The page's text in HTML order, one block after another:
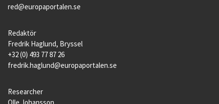
red@europaportalen.se
Redaktör
Fredrik Haglund, Bryssel
+32 (0) 493 77 87 26
fredrik.haglund@europaportalen.se
Researcher